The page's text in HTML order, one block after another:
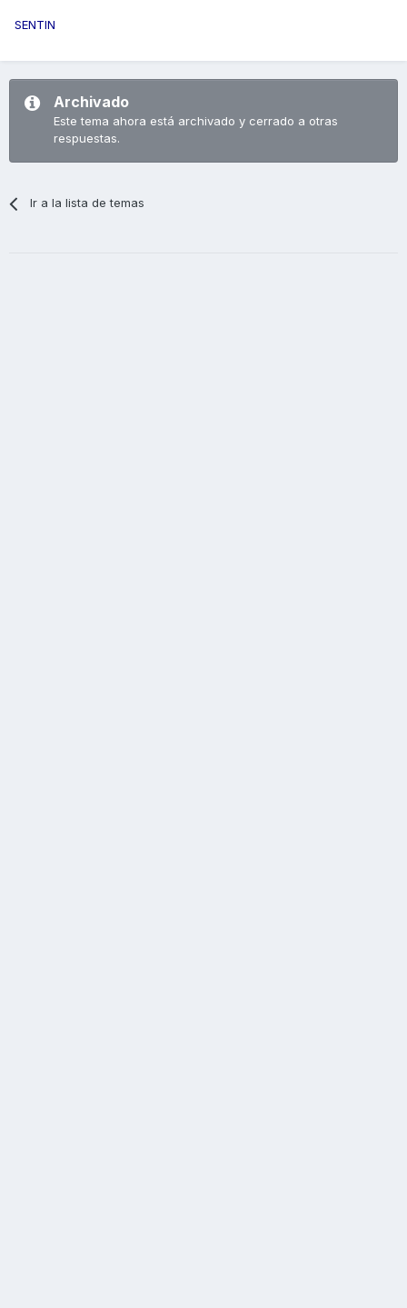
SENTIN
Archivado
Este tema ahora está archivado y cerrado a otras
respuestas.
Ir a la lista de temas